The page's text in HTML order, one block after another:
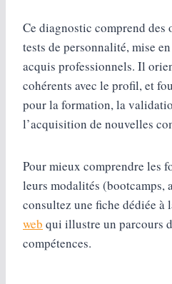
Ce diagnostic comprend
tests de personnalité, mise
acquis professionnels. Il
cohérents avec le profil, et
pour la formation, la
l’acquisition de nouvelles
Pour mieux comprendre les
leurs modalités (bootcamps,
consultez une fiche dédiée à
web qui illustre un parcours
compétences.